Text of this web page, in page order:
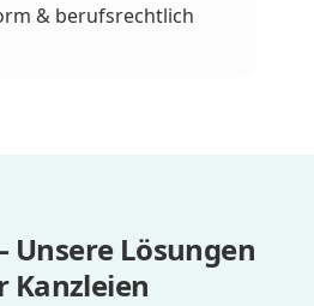
& berufsrechtlich
Unsere Lösungen
Kanzleien